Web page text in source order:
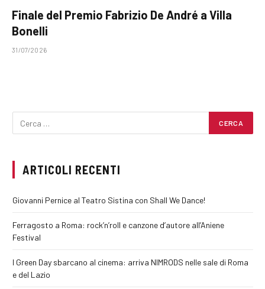
Finale del Premio Fabrizio De André a Villa
Bonelli
31/07/2026
ARTICOLI RECENTI
Giovanni Pernice al Teatro Sistina con Shall We Dance!
Ferragosto a Roma: rock’n’roll e canzone d’autore all’Aniene
Festival
I Green Day sbarcano al cinema: arriva NIMRODS nelle sale di Roma
e del Lazio